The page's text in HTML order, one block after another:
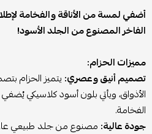
أضفي لمسة من الأناقة والفخامة
الفاخر المصنوع من الجلد الأسود!
مميزات الحزام:
تصميم أنيق وعصري: يتميز الحزام
الأذواق، ويأتي بلون أسود كلاسيكي
الفخامة.
جودة عالية: مصنوع من جلد طبيعي